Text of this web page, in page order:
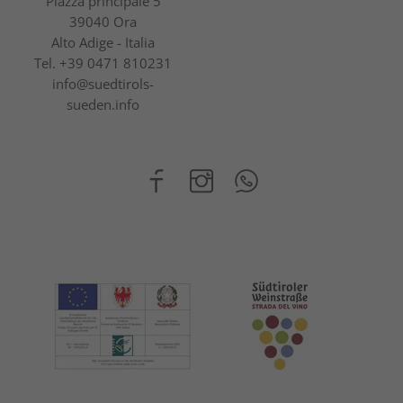
39040 Ora
Alto Adige - Italia
Tel. +39 0471 810231
info@suedtirols-
sueden.info